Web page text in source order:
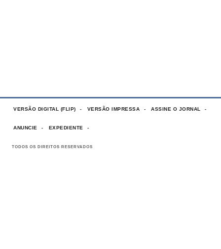
VERSÃO DIGITAL (FLIP) VERSÃO IMPRESSA ASSINE O JORNAL
ANUNCIE EXPEDIENTE
TODOS OS DIREITOS RESERVADOS